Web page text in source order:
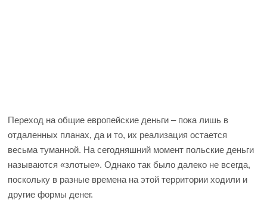
Переход на общие европейские деньги – пока лишь в
отдаленных планах, да и то, их реализация остается
весьма туманной. На сегодняшний момент польские деньги
называются «злотые». Однако так было далеко не всегда,
поскольку в разные времена на этой территории ходили и
другие формы денег.